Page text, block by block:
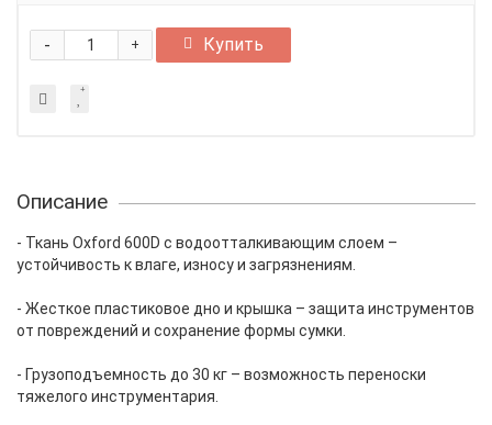
+
- Купить
Описание
- Ткань Oxford 600D с водоотталкивающим слоем –
устойчивость к влаге, износу и загрязнениям.
- Жесткое пластиковое дно и крышка – защита инструментов
от повреждений и сохранение формы сумки.
- Грузоподъемность до 30 кг – возможность переноски
тяжелого инструментария.